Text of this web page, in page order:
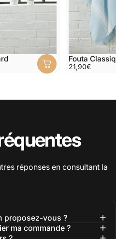
Fouta
21,90€
réponses en consultant la
proposez-vous ?
ma commande ?